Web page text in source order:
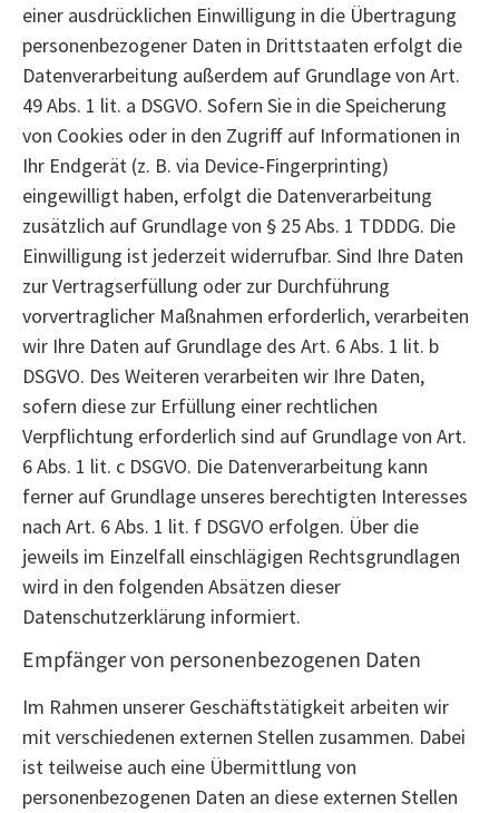
einer ausdrücklichen Einwilligung in die Übertragung
personenbezogener Daten in Drittstaaten erfolgt die
Datenverarbeitung außerdem auf Grundlage von Art.
49 Abs. 1 lit. a DSGVO. Sofern Sie in die Speicherung
von Cookies oder in den Zugriff auf Informationen in
Ihr Endgerät (z. B. via Device-Fingerprinting)
eingewilligt haben, erfolgt die Datenverarbeitung
zusätzlich auf Grundlage von § 25 Abs. 1 TDDDG. Die
Einwilligung ist jederzeit widerrufbar. Sind Ihre Daten
zur Vertragserfüllung oder zur Durchführung
vorvertraglicher Maßnahmen erforderlich, verarbeiten
wir Ihre Daten auf Grundlage des Art. 6 Abs. 1 lit. b
DSGVO. Des Weiteren verarbeiten wir Ihre Daten,
sofern diese zur Erfüllung einer rechtlichen
Verpflichtung erforderlich sind auf Grundlage von Art.
6 Abs. 1 lit. c DSGVO. Die Datenverarbeitung kann
ferner auf Grundlage unseres berechtigten Interesses
nach Art. 6 Abs. 1 lit. f DSGVO erfolgen. Über die
jeweils im Einzelfall einschlägigen Rechtsgrundlagen
wird in den folgenden Absätzen dieser
Datenschutzerklärung informiert.
Empfänger von personenbezogenen Daten
Im Rahmen unserer Geschäftstätigkeit arbeiten wir
mit verschiedenen externen Stellen zusammen. Dabei
ist teilweise auch eine Übermittlung von
personenbezogenen Daten an diese externen Stellen